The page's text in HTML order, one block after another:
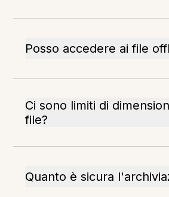
Posso accedere ai file
Ci sono limiti di
file?
Quanto è sicura